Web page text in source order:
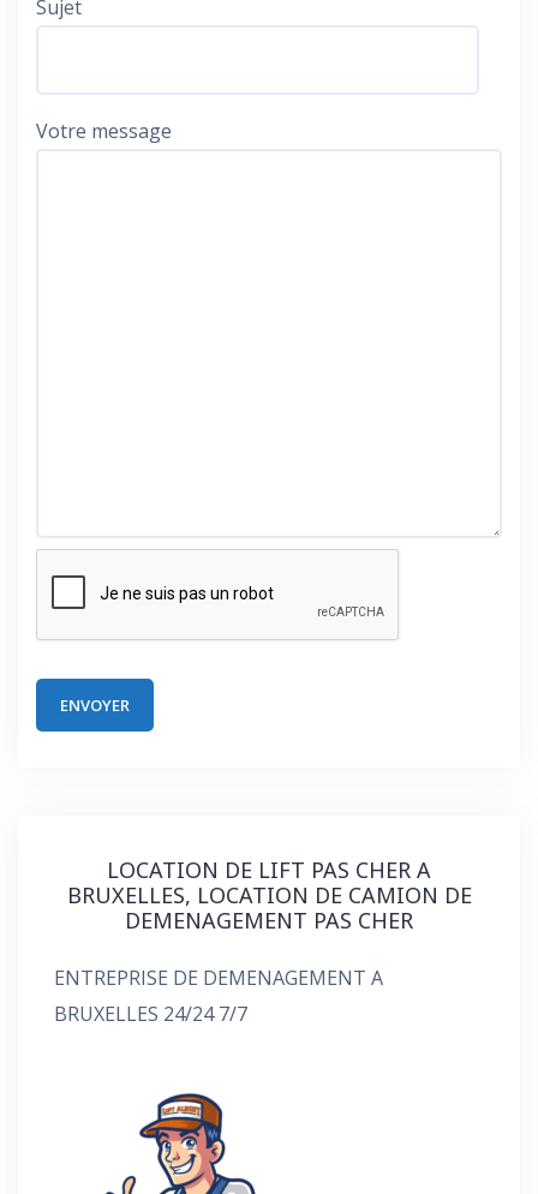
Sujet
Votre message
LOCATION DE LIFT PAS CHER A
BRUXELLES, LOCATION DE CAMION DE
DEMENAGEMENT PAS CHER
ENTREPRISE DE DEMENAGEMENT A
BRUXELLES 24/24 7/7